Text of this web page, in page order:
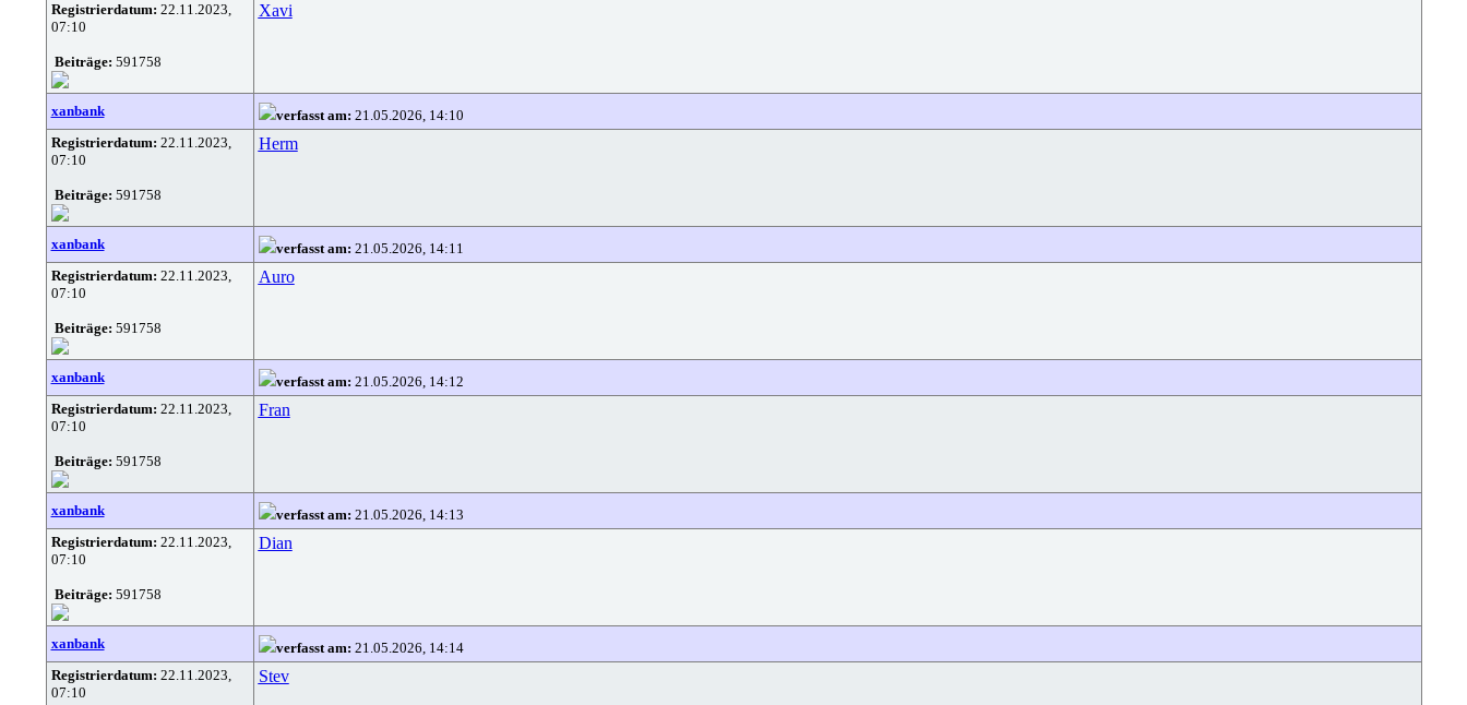
Registrierdatum: 22.11.2023,
07:10
Beiträge: 591758
Xavi
xanbank verfasst am: 21.05.2026, 14:10
Registrierdatum: 22.11.2023,
07:10
Beiträge: 591758
Herm
xanbank verfasst am: 21.05.2026, 14:11
Registrierdatum: 22.11.2023,
07:10
Beiträge: 591758
Auro
xanbank verfasst am: 21.05.2026, 14:12
Registrierdatum: 22.11.2023,
07:10
Beiträge: 591758
Fran
xanbank verfasst am: 21.05.2026, 14:13
Registrierdatum: 22.11.2023,
07:10
Beiträge: 591758
Dian
xanbank verfasst am: 21.05.2026, 14:14
Registrierdatum: 22.11.2023,
07:10
Stev